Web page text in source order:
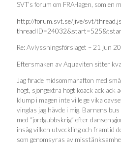
SVT’s forum om FRA-lagen, som en
http://forum.svt.se/jive/svt/
Re: Avlyssningsförslaget – 21 jun
Eftersmaken av Aquaviten sitter
Jag firade midsommarafton med
högt, sjöngextra högt koack ack ack
klump i magen inte ville ge vika
vinglas jag hävde i mig. Barnens
med “jordgubbskrig” efter dansen
insåg vilken utveckling och framtid
som genomsyras av